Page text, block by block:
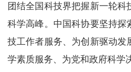
团结全国科技界把握新一轮科
科学高峰。中国科协要坚持探
技工作者服务、为创新驱动发
学素质服务、为党和政府科学